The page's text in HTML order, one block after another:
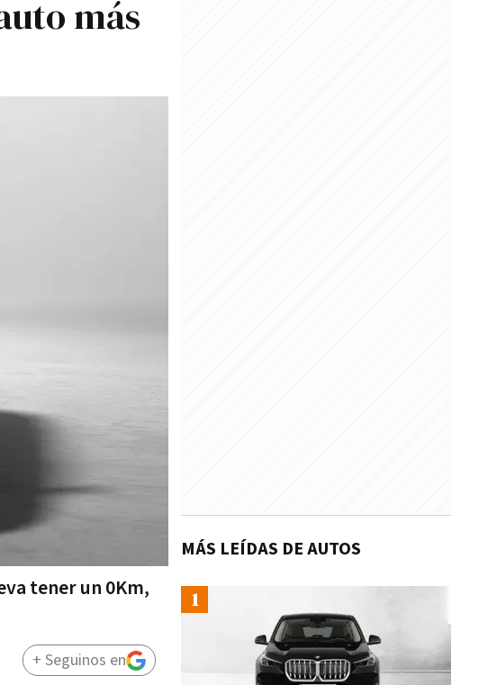
más
tener un 0Km,
+ Seguinos en
MÁS LEÍDAS DE AUTOS